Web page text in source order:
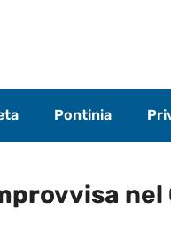
Pontinia
nel